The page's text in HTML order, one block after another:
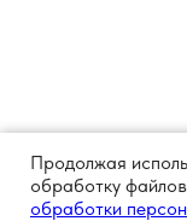
Продолжая
обработку
обработки